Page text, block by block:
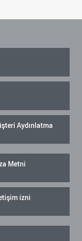
Aydınlatma
Metni
izni